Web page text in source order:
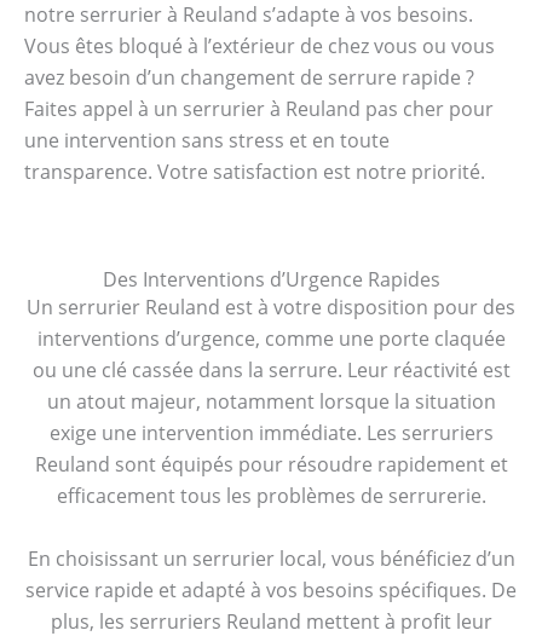
notre serrurier à Reuland s’adapte à vos besoins.
Vous êtes bloqué à l’extérieur de chez vous ou vous
avez besoin d’un changement de serrure rapide ?
Faites appel à un serrurier à Reuland pas cher pour
une intervention sans stress et en toute
transparence. Votre satisfaction est notre priorité.
Des Interventions d’Urgence Rapides
Un serrurier Reuland est à votre disposition pour des
interventions d’urgence, comme une porte claquée
ou une clé cassée dans la serrure. Leur réactivité est
un atout majeur, notamment lorsque la situation
exige une intervention immédiate. Les serruriers
Reuland sont équipés pour résoudre rapidement et
efficacement tous les problèmes de serrurerie.
En choisissant un serrurier local, vous bénéficiez d’un
service rapide et adapté à vos besoins spécifiques. De
plus, les serruriers Reuland mettent à profit leur